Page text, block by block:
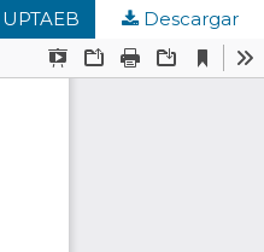
Descargar